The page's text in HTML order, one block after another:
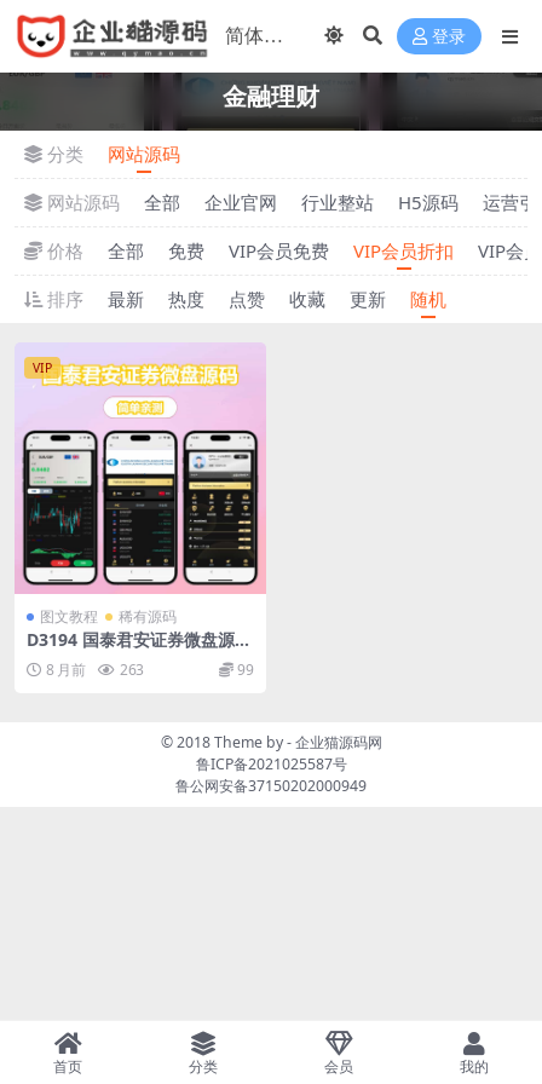
登录
金融理财
分类
网站源码
网站源码
全部 企业官网 行业整站 H5源码
运营引
价格
全部 免费 VIP会员免费 VIP会员折扣
VIP会
排序
最新 热度 点赞 收藏 更新 随机
VIP
图文教程 稀有源码
D3194 国泰君安证券微盘源码
二开版_多语言适配_前端 HTM
L 后端 PHP 源码下载
8 月前 263 99
© 2018 Theme by -企业猫源码网
鲁ICP备2021025587号
鲁公网安备37150202000949
首页 分类 会员 我的